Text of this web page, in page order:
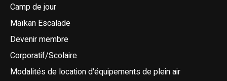
Camp de jour
Maïkan Escalade
Devenir membre
Corporatif/Scolaire
Modalités de location d'équipements de plein air